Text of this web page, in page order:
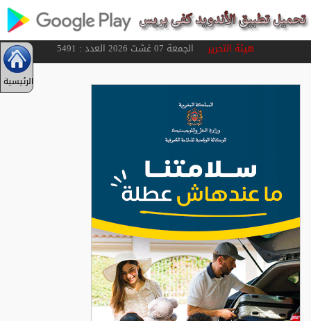
هيئة التحريرالجمعة 07 غشت 2026 العدد : 5491
الرئيسية